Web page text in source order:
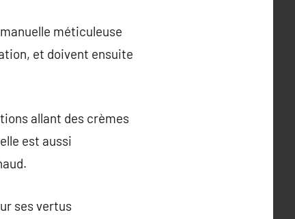
méticuleuse
et doivent ensuite
allant des crèmes
est aussi
ses vertus